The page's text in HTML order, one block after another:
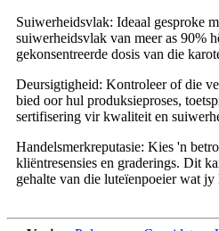
Suiwerheidsvlak: Ideaal gesproke
suiwerheidsvlak van meer as 90%
gekonsentreerde dosis van die
Deursigtigheid: Kontroleer of die
bied oor hul produksieproses,
sertifisering vir kwaliteit en
Handelsmerkreputasie: Kies 'n
kliëntresensies en graderings. Dit
gehalte van die luteïenpoeier wat jy